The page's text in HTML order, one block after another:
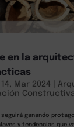
en la
14, Mar 2024
ganando
y tendencias que